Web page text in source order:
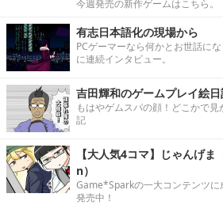
今週発売の新作ゲームはこちら。
有志日本語化の現場から
PCゲーマーなら何かとお世話に
に連続インタビュー。
吉田輝和のゲームプレイ絵
もはやゲムスパの顔！どこかで
記
【大人気4コマ】じゃんげ
n）
Game*Sparkの一大コンテンツ
発売中！